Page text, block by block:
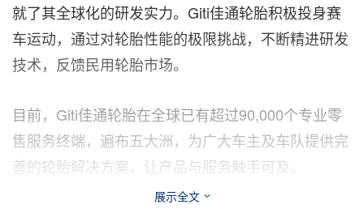
就了其全球化的研发实力。Giti佳通轮胎积极投身赛
车运动，通过对轮胎性能的极限挑战，不断精进研发
技术，反馈民用轮胎市场。
目前，Giti佳通轮胎在全球已有超过90,000个专业零
售服务终端，遍布五大洲，为广大车主及车队提供完
善的轮胎解决方案，让产品与服务触手可及。
展示全文